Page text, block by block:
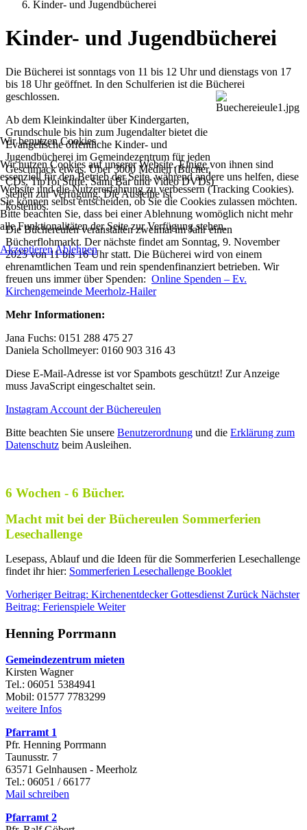
Kinder- und Jugendbücherei
Kinder- und Jugendbücherei
Die Bücherei ist sonntags von 11 bis 12 Uhr und dienstags von 17
bis 18 Uhr geöffnet. In den Schulferien ist die Bücherei
geschlossen.
Ab dem Kleinkindalter über Kindergarten,
Grundschule bis hin zum Jugendalter bietet die
Evangelische öffentliche Kinder- und
Jugendbücherei im Gemeindezentrum für jeden
Geschmack etwas. Über 3000 Medien (Bücher,
CDs, TipToi Stifte, Sami Bär und Video DVDs)
stehen zur Verfügung. Die Ausleihe ist
kostenlos.
Die Büchereulen veranstalten zweimal im Jahr einen
Bücherflohmarkt. Der nächste findet am Sonntag, 9. November
2025 von 11 bis 16 Uhr statt. Die Bücherei wird von einem
ehrenamtlichen Team und rein spendenfinanziert betrieben. Wir
freuen uns immer über Spenden: Online Spenden – Ev.
Kirchengemeinde Meerholz-Hailer
Mehr Informationen:
Jana Fuchs: 0151 288 475 27
Daniela Schollmeyer: 0160 903 316 43
Diese E-Mail-Adresse ist vor Spambots geschützt! Zur Anzeige
muss JavaScript eingeschaltet sein.
Instagram Account der Büchereulen
Bitte beachten Sie unsere Benutzerordnung und die Erklärung zum
Datenschutz beim Ausleihen.
6 Wochen - 6 Bücher.
Macht mit bei der Büchereulen Sommerferien
Lesechallenge
Lesepass, Ablauf und die Ideen für die Sommerferien Lesechallenge
findet ihr hier: Sommerferien Lesechallenge Booklet
Vorheriger Beitrag: Kirchenentdecker Gottesdienst Zurück Nächster
Beitrag: Ferienspiele Weiter
Henning Porrmann
Gemeindezentrum mieten
Kirsten Wagner
Tel.: 06051 5384941
Mobil: 01577 7783299
weitere Infos
Pfarramt 1
Pfr. Henning Porrmann
Taunusstr. 7
63571 Gelnhausen - Meerholz
Tel.: 06051 / 66177
Mail schreiben
Pfarramt 2
Wir benutzen Cookies
Wir nutzen Cookies auf unserer Website. Einige von ihnen sind
essenziell für den Betrieb der Seite, während andere uns helfen, diese
Website und die Nutzererfahrung zu verbessern (Tracking Cookies).
Sie können selbst entscheiden, ob Sie die Cookies zulassen möchten.
Bitte beachten Sie, dass bei einer Ablehnung womöglich nicht mehr
alle Funktionalitäten der Seite zur Verfügung stehen.
AkzeptierenAblehnen